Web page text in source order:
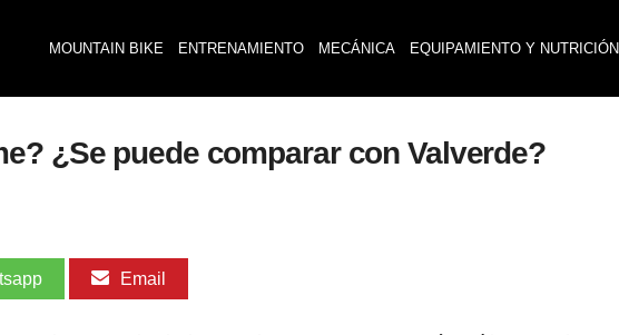
MOUNTAIN BIKE ENTRENAMIENTO MECÁNICA EQUIPAMIENTO Y NUTRICIÓN
¿Se puede comparar con Valverde?
Email